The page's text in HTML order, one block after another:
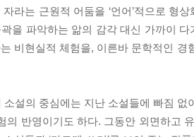
라는 근원적 어둠을 ‘언어’적으로 형
을 파악하는 앎의 감각 대신 가까이 다
비현실적 체험을, 이른바 문학적인 경
설의 중심에는 지난 소설들에 빠짐 없
반영이기도 하다. 그동안 외면하고